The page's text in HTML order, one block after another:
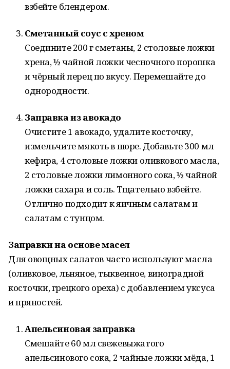
взбейте блендером.
Сметанный соус с хреном
Соедините 200 г сметаны, 2 столовые ложки
хрена, ½ чайной ложки чесночного порошка
и чёрный перец по вкусу. Перемешайте до
однородности.
Заправка из авокадо
Очистите 1 авокадо, удалите косточку,
измельчите мякоть в пюре. Добавьте 300 мл
кефира, 4 столовые ложки оливкового масла,
2 столовые ложки лимонного сока, ½ чайной
ложки сахара и соль. Тщательно взбейте.
Отлично подходит к яичным салатам и
салатам с тунцом.
Заправки на основе масел
Для овощных салатов часто используют масла
(оливковое, льняное, тыквенное, виноградной
косточки, грецкого ореха) с добавлением уксуса
и пряностей.
Апельсиновая заправка
Смешайте 60 мл свежевыжатого
апельсинового сока, 2 чайные ложки мёда, 1